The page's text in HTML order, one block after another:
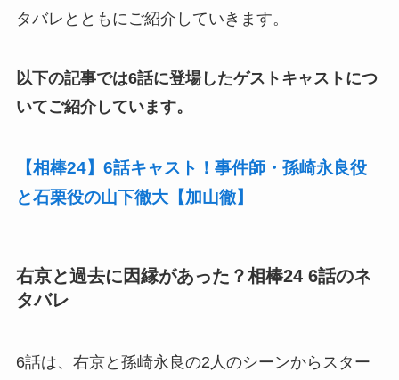
タバレとともにご紹介していきます。
以下の記事では6話に登場したゲストキャストにつ
いてご紹介しています。
【相棒24】6話キャスト！事件師・孫崎永良役
と石栗役の山下徹大【加山徹】
右京と過去に因縁があった？相棒24 6話のネ
タバレ
6話は、右京と孫崎永良の2人のシーンからスター